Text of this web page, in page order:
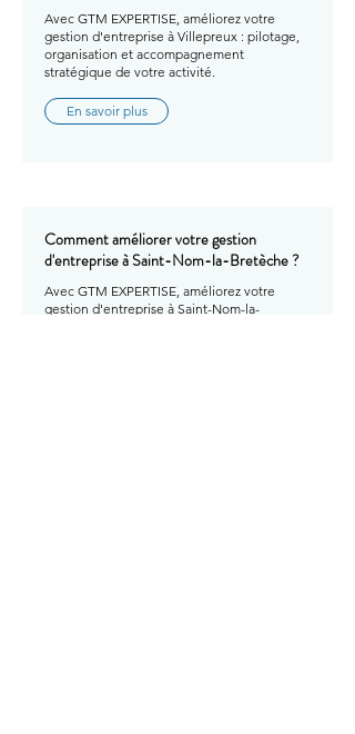
Avec GTM EXPERTISE, améliorez votre
gestion d'entreprise à Villepreux : pilotage,
organisation et accompagnement
stratégique de votre activité.
En savoir plus
Comment améliorer votre gestion
d'entreprise à Saint-Nom-la-Bretèche ?
Avec GTM EXPERTISE, améliorez votre
gestion d'entreprise à Saint-Nom-la-